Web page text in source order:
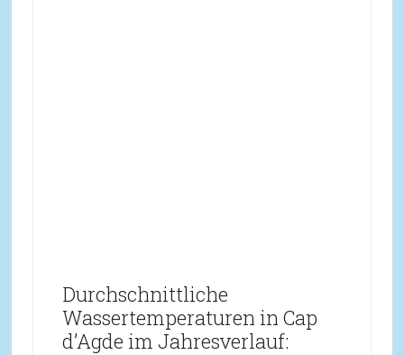
Durchschnittliche
Wassertemperaturen in Cap
d’Agde im Jahresverlauf: